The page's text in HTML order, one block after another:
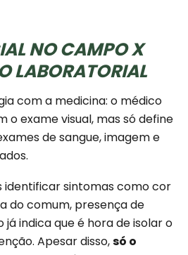
NO CAMPO X
LABORATORIAL
com a medicina: o médico
o exame visual, mas só define
de sangue, imagem e
identificar sintomas como cor
do comum, presença de
já indica que é hora de isolar o
Apesar disso,só o